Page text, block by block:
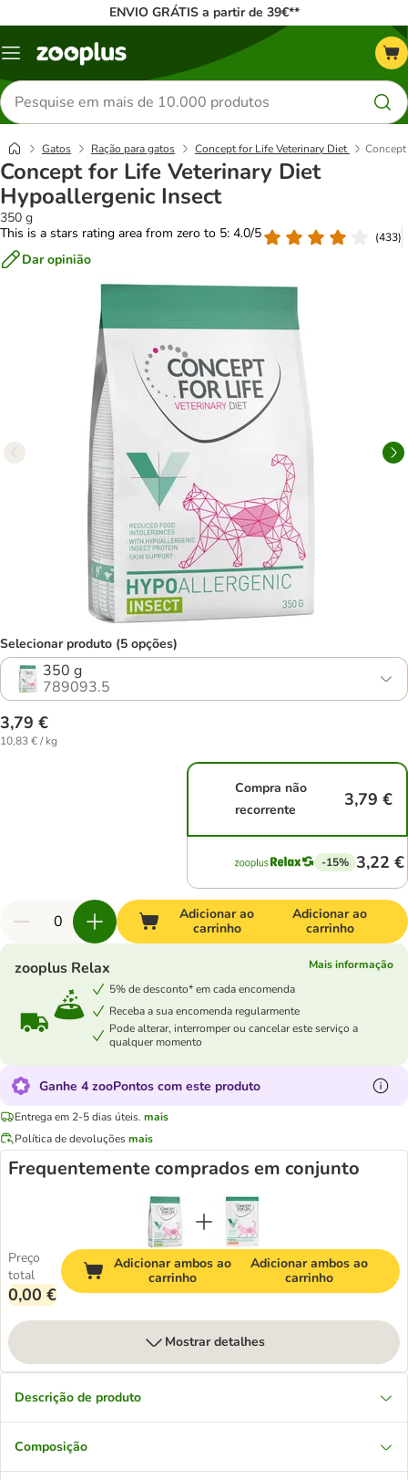
ENVIO GRÁTIS a partir de 39€**
Menu
Pesquisar
produtos
Gatos Ração para gatos Concept for Life Veterinary Diet
Concept for Life Veterinary Diet
Hypoallergenic Insect
350 g
This is a stars rating area from zero to 5: 4.0/5
(433)
Dar opinião
Selecionar produto (5 opções)
350 g
789093.5
3,79 €
10,83 € / kg
Compra não
recorrente
3,79 €
-15% 3,22 €
Adicionar ao
carrinho
Adicionar ao
carrinho
zooplus Relax
Mais informação
5% de desconto* em cada encomenda
Receba a sua encomenda regularmente
Pode alterar, interromper ou cancelar este serviço a
qualquer momento
Ganhe 4 zooPontos com este produto
Entrega em 2-5 dias úteis. mais
Política de devoluçõesmais
Frequentemente comprados em conjunto
Preço
total
0,00 €
Adicionar ambos ao
carrinho
Adicionar ambos ao
carrinho
Mostrar detalhes
Descrição de produto
Composição